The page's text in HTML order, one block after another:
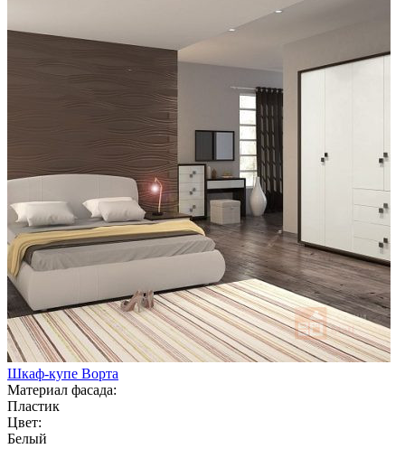
Шкаф-купе Ворта
Материал фасада:
Пластик
Цвет:
Белый